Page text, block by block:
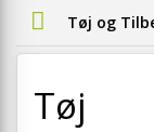
Tøj og
Tøj